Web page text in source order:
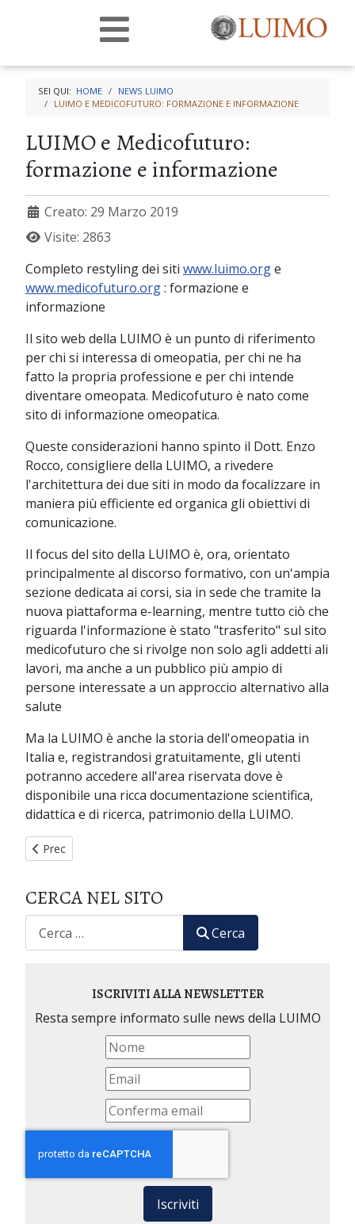
SEI QUI: HOME
NEWS LUIMO
LUIMO E MEDICOFUTURO: FORMAZIONE E INFORMAZIONE
LUIMO e Medicofuturo:
formazione e informazione
Creato: 29 Marzo 2019
Visite: 2863
Completo restyling dei siti www.luimo.orge
www.medicofuturo.org: formazione e
informazione
Il sito web della LUIMO è un punto di riferimento
per chi si interessa di omeopatia, per chi ne ha
fatto la propria professione e per chi intende
diventare omeopata. Medicofuturo è nato come
sito di informazione omeopatica.
Queste considerazioni hanno spinto il Dott. Enzo
Rocco, consigliere della LUIMO, a rivedere
l'architettura dei due siti in modo da focalizzare in
maniera più efficiente ed organica gli obiettivi di
comunicazione.
Il focus del sito della LUIMO è, ora, orientato
principalmente al discorso formativo, con un'ampia
sezione dedicata ai corsi, sia in sede che tramite la
nuova piattaforma e-learning, mentre tutto ciò che
riguarda l'informazione è stato "trasferito" sul sito
medicofuturo che si rivolge non solo agli addetti ali
lavori, ma anche a un pubblico più ampio di
persone interessate a un approccio alternativo alla
salute
Ma la LUIMO è anche la storia dell'omeopatia in
Italia e, registrandosi gratuitamente, gli utenti
potranno accedere all'area riservata dove è
disponibile una ricca documentazione scientifica,
didattica e di ricerca, patrimonio della LUIMO.
Articolo precedente: 64° Corso Triennale di Medicina
Prec
CERCA NEL SITO
Cerca
ISCRIVITI ALLA NEWSLETTER
Resta sempre informato sulle news della LUIMO
Iscriviti